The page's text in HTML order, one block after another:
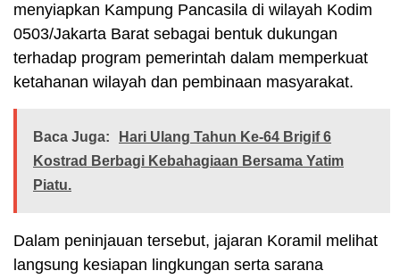
menyiapkan Kampung Pancasila di wilayah Kodim
0503/Jakarta Barat sebagai bentuk dukungan
terhadap program pemerintah dalam memperkuat
ketahanan wilayah dan pembinaan masyarakat.
Baca Juga:
Hari Ulang Tahun Ke-64 Brigif 6
Kostrad Berbagi Kebahagiaan Bersama Yatim
Piatu.
Dalam peninjauan tersebut, jajaran Koramil melihat
langsung kesiapan lingkungan serta sarana